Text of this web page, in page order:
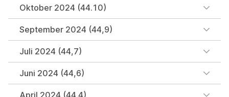
Oktober 2024 (44.10)
September 2024 (44,9)
Juli 2024 (44,7)
Juni 2024 (44,6)
April 2024 (44.4)